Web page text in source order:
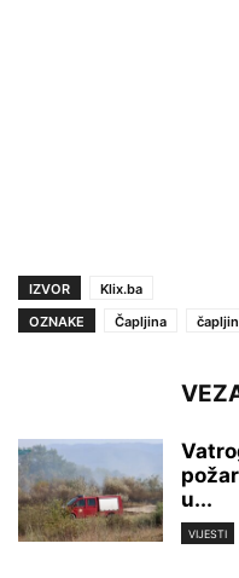
IZVOR
Klix.ba
OZNAKE
Čapljina
u...
VIJESTI